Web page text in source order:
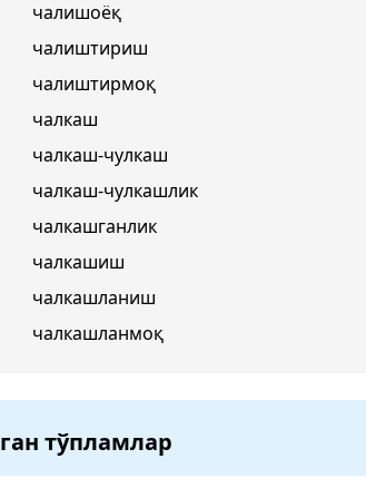
чалишоёқ
чалиштириш
чалиштирмоқ
чалкаш
чалкаш-чулкаш
чалкаш-чулкашлик
чалкашганлик
чалкашиш
чалкашланиш
чалкашланмоқ
тўпламлар